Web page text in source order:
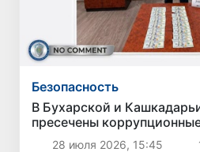
Безопасность
В Бухарской и
пресечены
оформлении земельных
28 июля 2026, 15:45